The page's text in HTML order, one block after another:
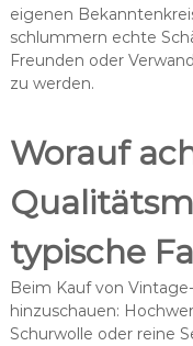
eigenen
schlummern echte
Freunden oder
zu werden.
Worauf
typische
Beim Kauf von
hinzuschauen:
Schurwolle oder reine